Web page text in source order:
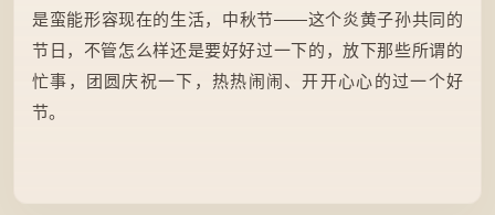
是蛮能形容现在的生活，中秋节——这个炎黄子孙共同的
节日，不管怎么样还是要好好过一下的，放下那些所谓的
忙事，团圆庆祝一下，热热闹闹、开开心心的过一个好
节。